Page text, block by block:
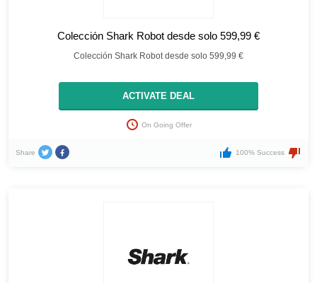
Colección Shark Robot desde solo 599,99 €
Colección Shark Robot desde solo 599,99 €
ACTIVATE DEAL
On Going Offer
Share 100% Success